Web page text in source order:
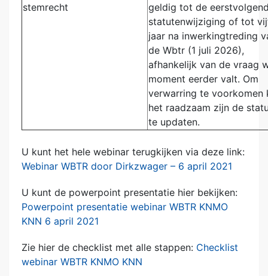
stemrecht
geldig tot de
statutenwijziging of tot
jaar na inwerkingtreding
de Wbtr (1 juli 2026),
afhankelijk van de vraag
moment eerder valt. Om
verwarring te voorkomen
het raadzaam zijn de
te updaten.
U kunt het hele webinar terugkijken via deze link:
Webinar WBTR door Dirkzwager – 6 april 2021
U kunt de powerpoint presentatie hier bekijken:
Powerpoint presentatie webinar WBTR KNMO
KNN 6 april 2021
Zie hier de checklist met alle stappen: Checklist
webinar WBTR KNMO KNN